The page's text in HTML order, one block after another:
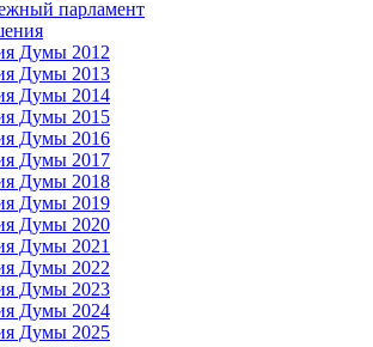
парламент
Думы 2012
Думы 2013
Думы 2014
Думы 2015
Думы 2016
Думы 2017
Думы 2018
Думы 2019
Думы 2020
Думы 2021
Думы 2022
Думы 2023
Думы 2024
Думы 2025